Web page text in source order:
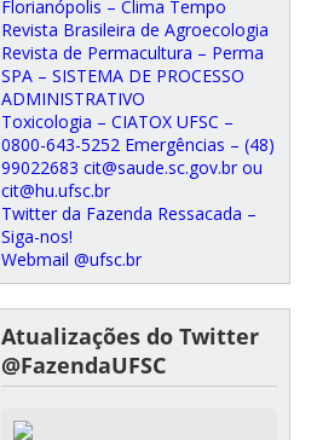
Florianópolis – Clima Tempo
Revista Brasileira de Agroecologia
Revista de Permacultura – Perma
SPA – SISTEMA DE PROCESSO
ADMINISTRATIVO
Toxicologia – CIATOX UFSC –
0800-643-5252 Emergências – (48)
99022683 cit@saude.sc.gov.br ou
cit@hu.ufsc.br
Twitter da Fazenda Ressacada –
Siga-nos!
Webmail @ufsc.br
Atualizações do Twitter
@FazendaUFSC